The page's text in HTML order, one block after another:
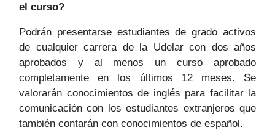
el curso?
Podrán presentarse estudiantes de grado activos
de cualquier carrera de la Udelar con dos años
aprobados y al menos un curso aprobado
completamente en los últimos 12 meses. Se
valorarán conocimientos de inglés para facilitar la
comunicación con los estudiantes extranjeros que
también contarán con conocimientos de español.